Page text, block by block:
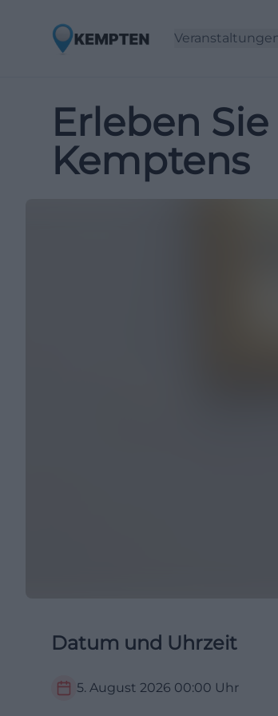
Erleben
Kemptens
Datum und Uhrzeit
5. August 2026 00:00 Uhr